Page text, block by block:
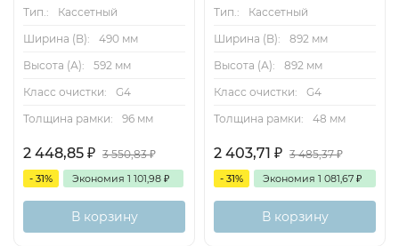
Тип.:
Кассетный
Ширина (B):
490 мм
Высота (А):
592 мм
Класс очистки:
G4
Толщина рамки:
96 мм
2 448,85 ₽ 3 550,83₽
- 31% Экономия 1 101,98 ₽
В корзину
Тип.:
Кассетный
Ширина (B):
892 мм
Высота (А):
892 мм
Класс очистки:
G4
Толщина рамки:
48 мм
2 403,71 ₽ 3 485,37₽
- 31% Экономия 1 081,67 ₽
В корзину